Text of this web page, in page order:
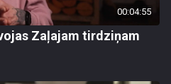
00:04:55
Zaļajam tirdziņam